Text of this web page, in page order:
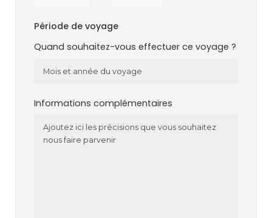
Période de voyage
Quand souhaitez-vous effectuer ce voyage ?
Informations complémentaires